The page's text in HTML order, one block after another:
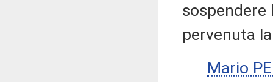
sospendere
pervenuta
Mario